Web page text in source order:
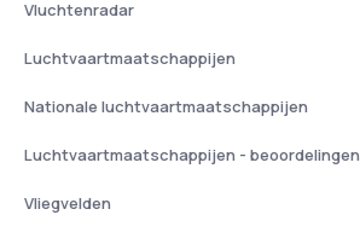
Vluchtenradar
Luchtvaartmaatschappijen
Nationale luchtvaartmaatschappijen
Luchtvaartmaatschappijen - beoordelingen
Vliegvelden